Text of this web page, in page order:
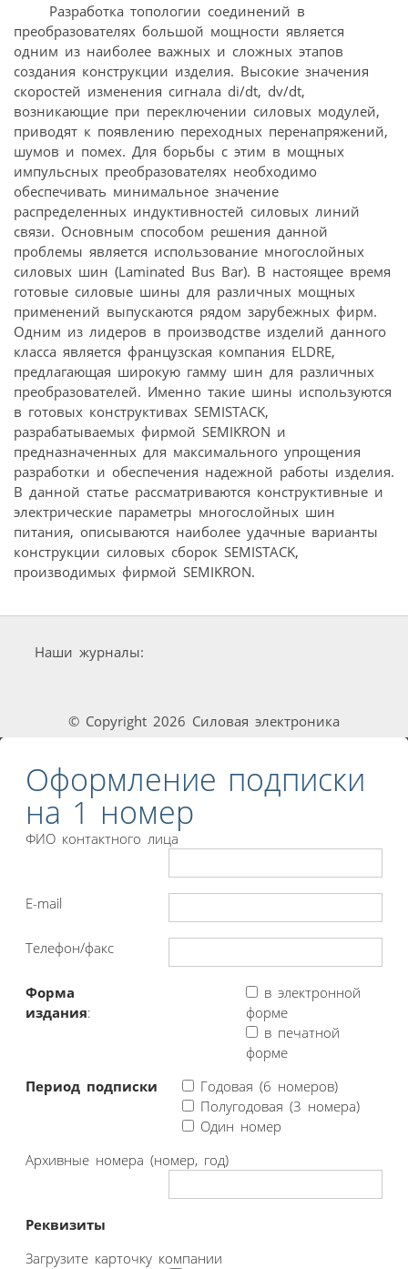
Разработка топологии соединений в
преобразователях большой мощности является
одним из наиболее важных и сложных этапов
создания конструкции изделия. Высокие значения
скоростей изменения сигнала di/dt, dv/dt,
возникающие при переключении силовых модулей,
приводят к появлению переходных перенапряжений,
шумов и помех. Для борьбы с этим в мощных
импульсных преобразователях необходимо
обеспечивать минимальное значение
распределенных индуктивностей силовых линий
связи. Основным способом решения данной
проблемы является использование многослойных
силовых шин (Laminated Bus Bar). В настоящее время
готовые силовые шины для различных мощных
применений выпускаются рядом зарубежных фирм.
Одним из лидеров в производстве изделий данного
класса является французская компания ELDRE,
предлагающая широкую гамму шин для различных
преобразователей. Именно такие шины используются
в готовых конструктивах SEMISTACK,
разрабатываемых фирмой SEMIKRON и
предназначенных для максимального упрощения
разработки и обеспечения надежной работы изделия.
В данной статье рассматриваются конструктивные и
электрические параметры многослойных шин
питания, описываются наиболее удачные варианты
конструкции силовых сборок SEMISTACK,
производимых фирмой SEMIKRON.
Наши журналы:
© Copyright 2026 Силовая электроника
Оформление подписки
на 1 номер
ФИО контактного лица
E-mail
Телефон/факс
Форма
издания:
в электронной
форме
в печатной
форме
Период подписки
Годовая (6 номеров)
Полугодовая (3 номера)
Один номер
Архивные номера (номер, год)
Реквизиты
Загрузите карточку компании